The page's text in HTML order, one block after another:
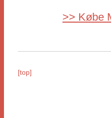
>> Købe
[top]